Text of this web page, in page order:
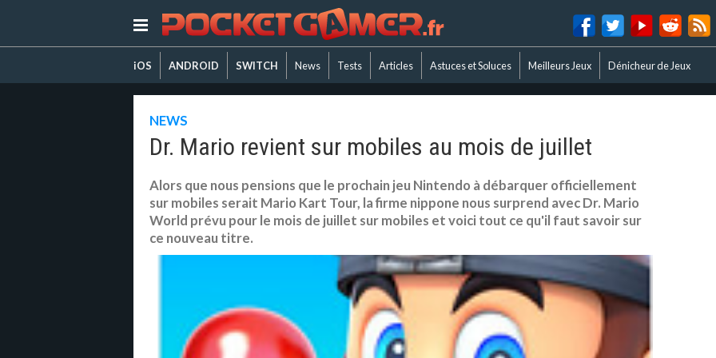
iOS ANDROID SWITCH News Tests Articles Astuces et Soluces Meilleurs Jeux Dénicheur de Jeux
NEWS
Dr. Mario revient sur mobiles au mois de juillet
Alors que nous pensions que le prochain jeu Nintendo à débarquer officiellement
sur mobiles serait Mario Kart Tour, la firme nippone nous surprend avec Dr. Mario
World prévu pour le mois de juillet sur mobiles et voici tout ce qu'il faut savoir sur
ce nouveau titre.